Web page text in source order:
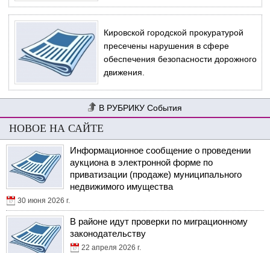
Кировской городской прокуратурой
пресечены нарушения в сфере
обеспечения безопасности дорожного
движения.
События
НОВОЕ НА САЙТЕ
Информационное сообщение о проведении
аукциона в электронной форме по
приватизации (продаже) муниципального
недвижимого имущества
30 июня 2026 г.
В районе идут проверки по миграционному
законодательству
22 апреля 2026 г.